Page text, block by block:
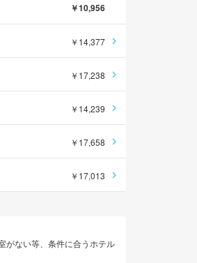
￥10,956
￥14,377
￥17,238
￥14,239
￥17,658
￥17,013
がない等、条件に合うホテル